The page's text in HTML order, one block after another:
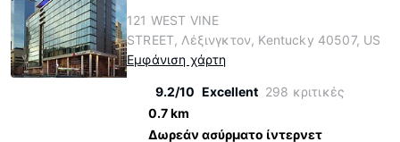
121 WEST VINE
STREET, Λέξινγκτον, Kentucky 40507, US
Εμφάνιση χάρτη
9.2/10 Excellent 298 κριτικές
0.7 km
Δωρεάν ασύρματο ίντερνετ